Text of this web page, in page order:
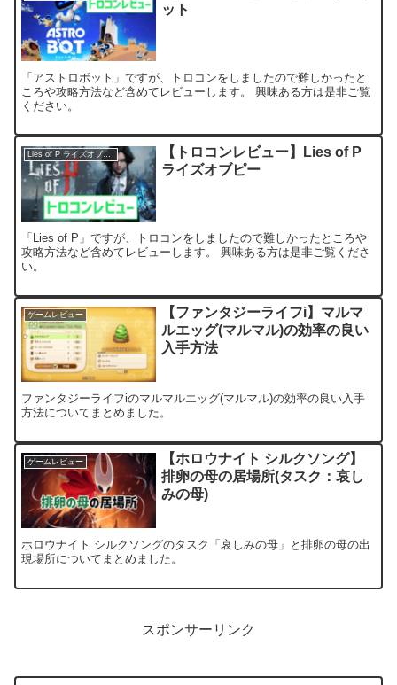
ット
「アストロボット」ですが、トロコンをしましたので難しかったと
ころや攻略方法など含めてレビューします。 興味ある方は是非ご覧
ください。
Lies of P ライズオブピー
【トロコンレビュー】Lies of P
ライズオブピー
「Lies of P」ですが、トロコンをしましたので難しかったところや
攻略方法など含めてレビューします。 興味ある方は是非ご覧くださ
い。
ゲームレビュー
【ファンタジーライフi】マルマ
ルエッグ(マルマル)の効率の良い
入手方法
ファンタジーライフiのマルマルエッグ(マルマル)の効率の良い入手
方法についてまとめました。
ゲームレビュー
【ホロウナイト シルクソング】
排卵の母の居場所(タスク：哀し
みの母)
ホロウナイト シルクソングのタスク「哀しみの母」と排卵の母の出
現場所についてまとめました。
スポンサーリンク